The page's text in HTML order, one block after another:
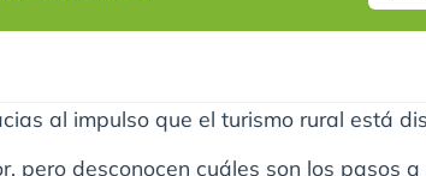
al impulso que el turismo rural está
pero desconocen cuáles son los pasos a